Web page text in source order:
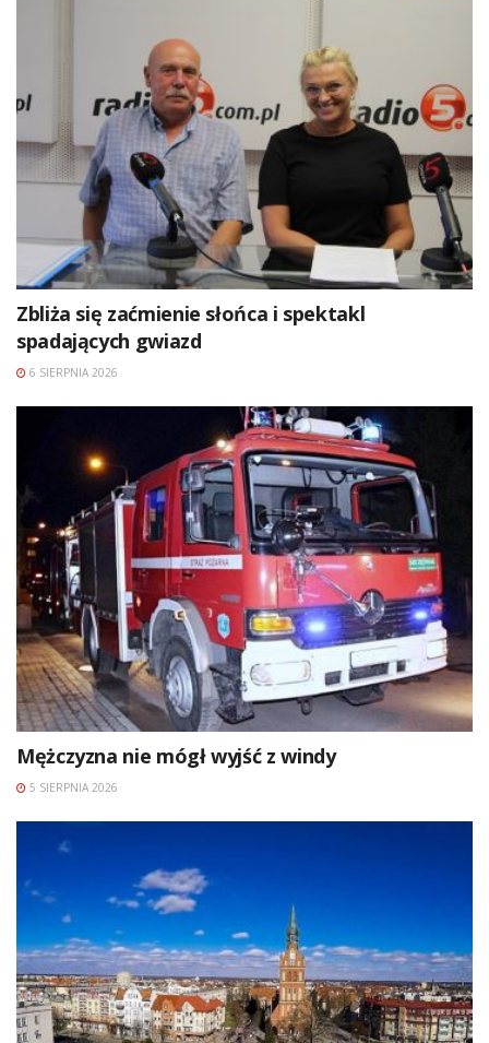
Zbliża się zaćmienie słońca i spektakl
spadających gwiazd
6 SIERPNIA 2026
Mężczyzna nie mógł wyjść z windy
5 SIERPNIA 2026